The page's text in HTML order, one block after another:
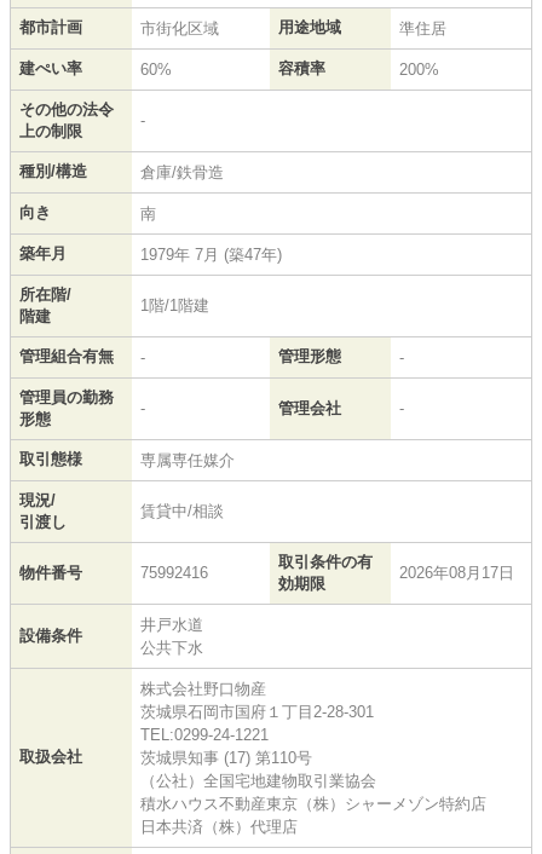
都市計画 市街化区域 用途地域 準住居
建ぺい率 60% 容積率 200%
その他の法令
上の制限
-
種別/構造 倉庫/鉄骨造
向き 南
築年月 1979年 7月 (築47年)
所在階/
階建
1階/1階建
管理組合有無 - 管理形態 -
管理員の勤務
形態
- 管理会社 -
取引態様 専属専任媒介
現況/
引渡し
賃貸中/相談
物件番号 75992416
取引条件の有
効期限
2026年08月17日
設備条件
井戸水道
公共下水
取扱会社
株式会社野口物産
茨城県石岡市国府１丁目2-28-301
TEL:0299-24-1221
茨城県知事 (17) 第110号
（公社）全国宅地建物取引業協会
積水ハウス不動産東京（株）シャーメゾン特約店
日本共済（株）代理店